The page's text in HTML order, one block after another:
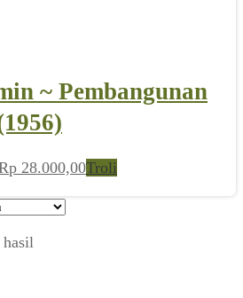
~ Pembangunan
28.000,00Harga
Troli
hasil